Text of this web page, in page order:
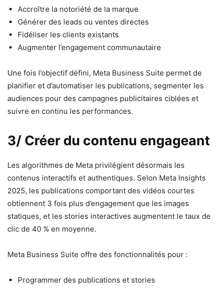
Accroître la notoriété de la marque
Générer des leads ou ventes directes
Fidéliser les clients existants
Augmenter l’engagement communautaire
Une fois l’objectif défini, Meta Business Suite permet de
planifier et d’automatiser les publications, segmenter les
audiences pour des campagnes publicitaires ciblées et
suivre en continu les performances.
3/ Créer du contenu engageant
Les algorithmes de Meta privilégient désormais les
contenus interactifs et authentiques. Selon Meta Insights
2025, les publications comportant des vidéos courtes
obtiennent 3 fois plus d’engagement que les images
statiques, et les stories interactives augmentent le taux de
clic de 40 % en moyenne.
Meta Business Suite offre des fonctionnalités pour :
Programmer des publications et stories